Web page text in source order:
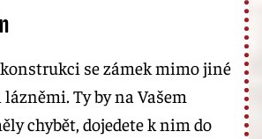
se zámek mimo jiné
Ty by na Vašem
chybět, dojedete k nim do